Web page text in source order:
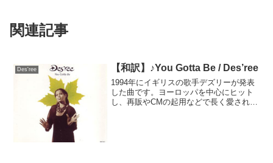
関連記事
Des'ree 【和訳】♪You Gotta Be / Des’ree
1994年にイギリスの歌手デズリーが発表
した曲です。ヨーロッパを中心にヒット
し、再販やCMの起用などで長く愛されま